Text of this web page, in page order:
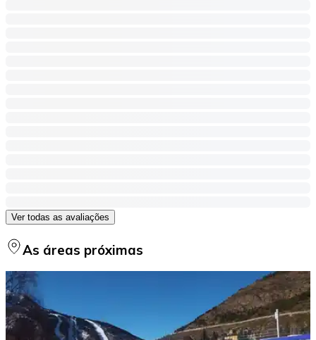
Ver todas as avaliações
As áreas próximas